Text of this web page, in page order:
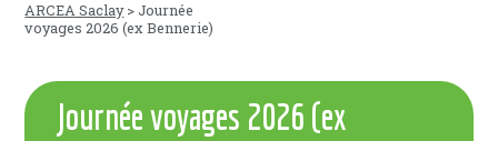
ARCEA Saclay> Journée
voyages 2026 (ex Bennerie)
Journée voyages 2026 (ex